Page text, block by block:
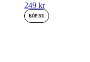
249 kr
KÖP NU